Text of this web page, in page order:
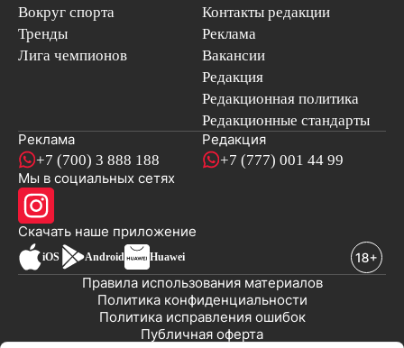
Вокруг спорта
Тренды
Лига чемпионов
Контакты редакции
Реклама
Вакансии
Редакция
Редакционная политика
Редакционные стандарты
Реклама
+7 (700) 3 888 188
Редакция
+7 (777) 001 44 99
Мы в социальных сетях
Скачать наше приложениеновостей
iOS Android Huawei
Публичная оферта
Политика исправления ошибок
Политика конфиденциальности
Правила использования материалов